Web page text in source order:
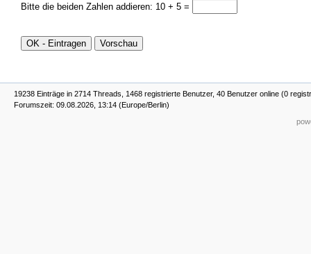
Bitte die beiden Zahlen addieren: 10 + 5 =
19238 Einträge in 2714 Threads, 1468 registrierte Benutzer, 40 Benutzer online (0
Forumszeit: 09.08.2026, 13:14 (Europe/Berlin)